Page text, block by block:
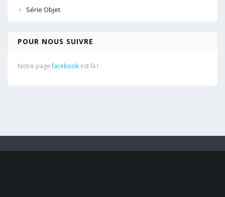
Série Objet
POUR NOUS SUIVRE
Notre pagefacebook est là !